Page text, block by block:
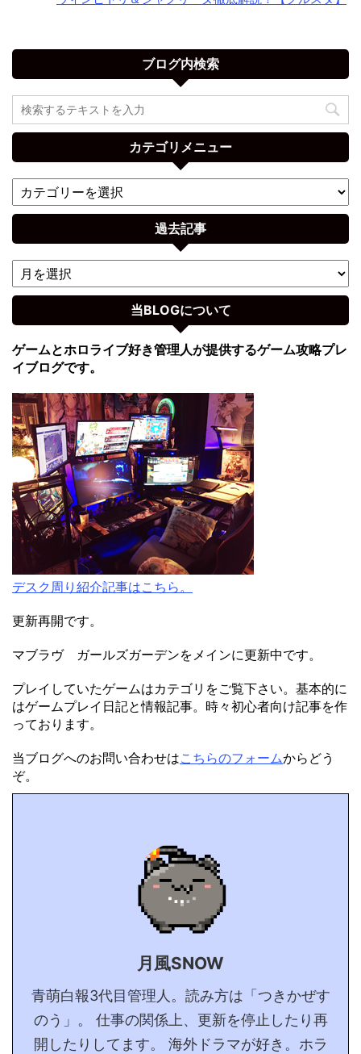
ブログ内検索
カテゴリメニュー
過去記事
当BLOGについて
ゲームとホロライブ好き管理人が提供するゲーム攻略プレ
イブログです。
デスク周り紹介記事はこちら。
更新再開です。
マブラヴ ガールズガーデンをメインに更新中です。
プレイしていたゲームはカテゴリをご覧下さい。基本的に
はゲームプレイ日記と情報記事。時々初心者向け記事を作
っております。
当ブログへのお問い合わせはこちらのフォームからどう
ぞ。
月風SNOW
青萌白報3代目管理人。読み方は「つきかぜす
のう」。 仕事の関係上、更新を停止したり再
開したりしてます。 海外ドラマが好き。ホラ